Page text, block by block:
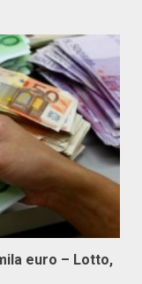
euro – Lotto,